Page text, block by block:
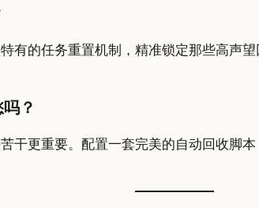
有的任务重置机制，精准锁定那些高声
？
苦干更重要。配置一套完美的自动回收脚